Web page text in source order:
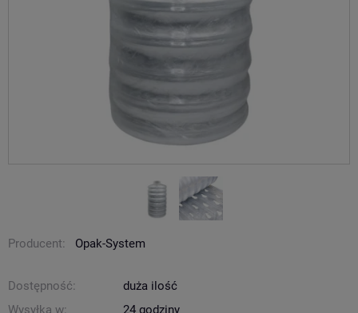
Producent: Opak-System
Dostępność:
duża ilość
Wysyłka w:
24 godziny